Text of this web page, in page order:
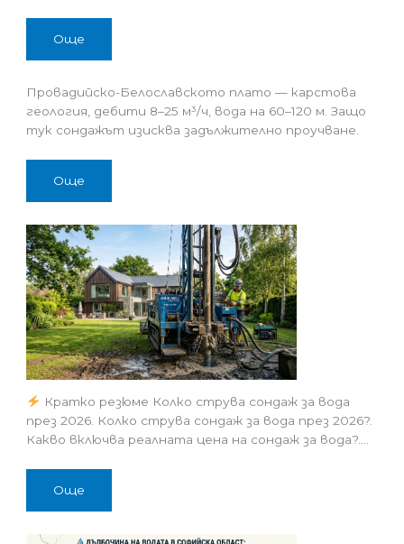
Още
Провадийско-Белославското плато — карстова
геология, дебити 8–25 м³/ч, вода на 60–120 м. Защо
тук сондажът изисква задължително проучване.
Още
Кратко резюме Колко струва сондаж за вода
през 2026. Колко струва сондаж за вода през 2026?.
Какво включва реалната цена на сондаж за вода?.…
Още